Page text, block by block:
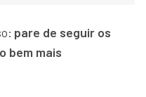
pare de seguir os
bem mais